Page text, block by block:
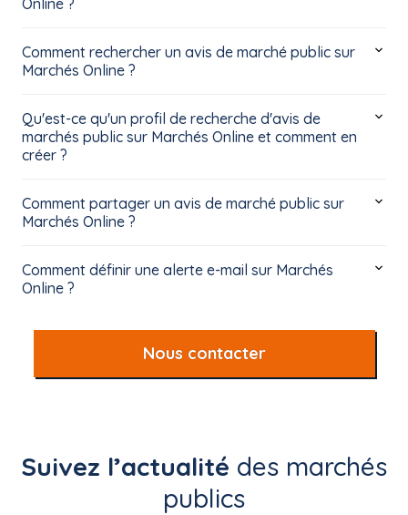
Online ?
Comment rechercher un avis de marché public sur
Marchés Online ?
Qu'est-ce qu'un profil de recherche d'avis de
marchés public sur Marchés Online et comment en
créer ?
Comment partager un avis de marché public sur
Marchés Online ?
Comment définir une alerte e-mail sur Marchés
Online ?
Nous contacter
Suivez l’actualité des marchés
publics